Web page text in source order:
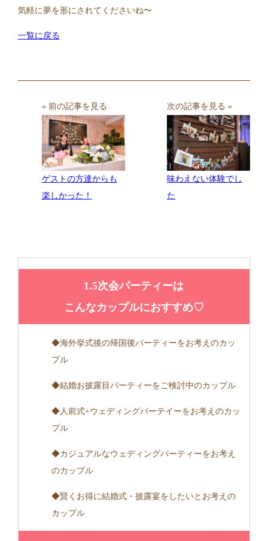
気軽に夢を形にされてくださいね〜
一覧に戻る
« 前の記事を見る
ゲストの方達からも
楽しかった！
次の記事を見る »
味わえない体験でし
た
1.5次会パーティーは
こんなカップルにおすすめ♡
◆海外挙式後の帰国後パーティーをお考えのカッ
プル
◆結婚お披露目パーティーをご検討中のカップル
◆人前式+ウェディングパーテイーをお考えのカッ
プル
◆カジュアルなウェディングパーティーをお考え
のカップル
◆賢くお得に結婚式・披露宴をしたいとお考えの
カップル